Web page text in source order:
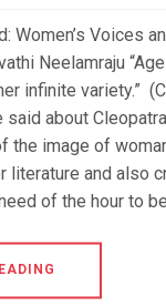
Women’s Voices
Neelamraju
infinite variety.”
said about
the image of
literature and also
of the hour to